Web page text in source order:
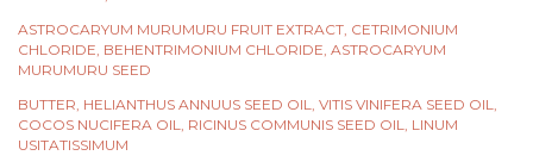
ASTROCARYUM MURUMURU FRUIT EXTRACT, CETRIMONIUM
CHLORIDE, BEHENTRIMONIUM CHLORIDE, ASTROCARYUM
MURUMURU SEED
BUTTER, HELIANTHUS ANNUUS SEED OIL, VITIS VINIFERA SEED OIL,
COCOS NUCIFERA OIL, RICINUS COMMUNIS SEED OIL, LINUM
USITATISSIMUM